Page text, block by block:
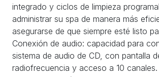
integrado y ciclos de limpieza
administrar su spa de manera más
asegurarse de que siempre esté listo
Conexión de audio: capacidad para
sistema de audio de CD, con pantalla
radiofrecuencia y acceso a 10